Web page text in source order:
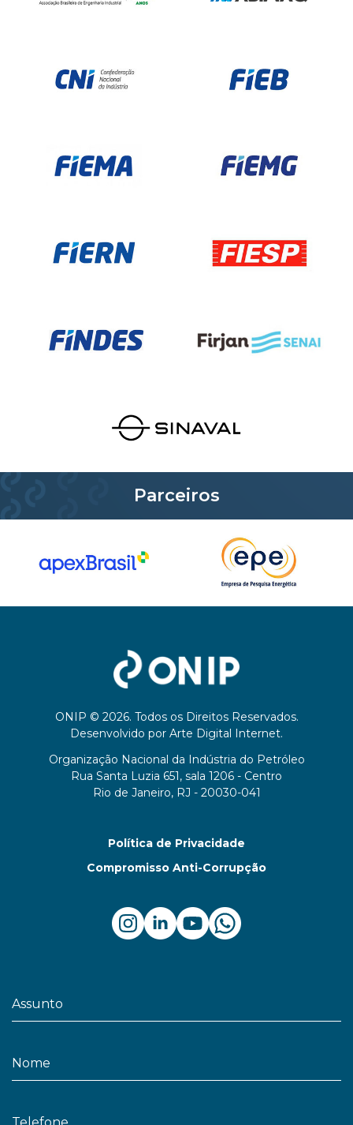
Parceiros
ONIP © 2026. Todos os Direitos Reservados.
Desenvolvido por Arte Digital Internet.
Organização Nacional da Indústria do Petróleo
Rua Santa Luzia 651, sala 1206 - Centro
Rio de Janeiro, RJ - 20030-041
Política de Privacidade
Compromisso Anti-Corrupção